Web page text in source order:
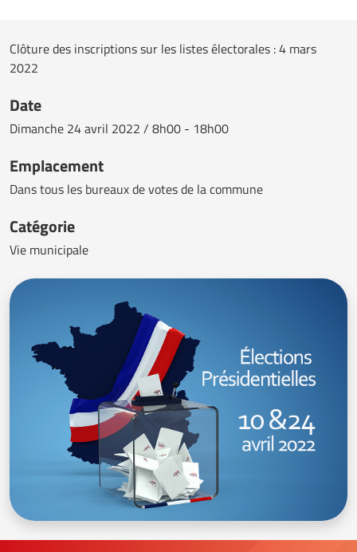
Clôture des inscriptions sur les listes électorales : 4 mars
2022
Date
Dimanche 24 avril 2022 / 8h00 - 18h00
Emplacement
Dans tous les bureaux de votes de la commune
Catégorie
Vie municipale